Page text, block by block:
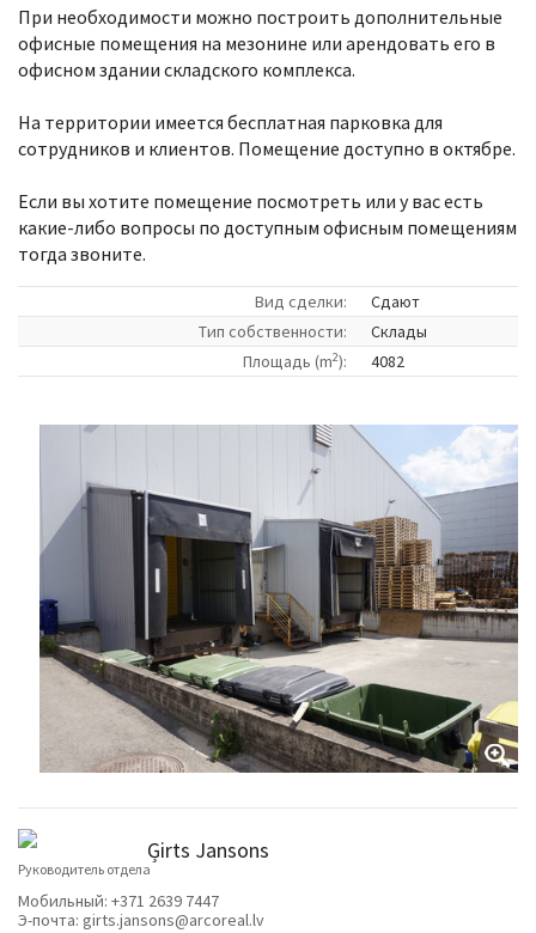
При необходимости можно построить дополнительные
офисные помещения на мезонине или арендовать его в
офисном здании складского комплекса.
На территории имеется бесплатная парковка для
сотрудников и клиентов. Помещение доступно в октябре.
Если вы хотите помещение посмотреть или у вас есть
какие-либо вопросы по доступным офисным помещениям
тогда звоните.
Вид сделки:
Сдают
Tип собственности:
Склады
Площадь (m2): 4082
Ģirts Jansons
Руководитель отдела
Мобильный: +371 2639 7447
Э-почта: girts.jansons@arcoreal.lv